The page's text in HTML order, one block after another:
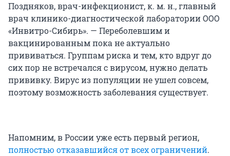
Поздняков, врач-инфекционист, к. м. н., главный
врач клинико-диагностической лаборатории ООО
«Инвитро-Сибирь». — Переболевшим и
вакцинированным пока не актуально
прививаться. Группам риска и тем, кто вдруг до
сих пор не встречался с вирусом, нужно делать
прививку. Вирус из популяции не ушел совсем,
поэтому возможность заболевания существует.
Напомним, в России уже есть первый регион,
полностью отказавшийся от всех ограничений.